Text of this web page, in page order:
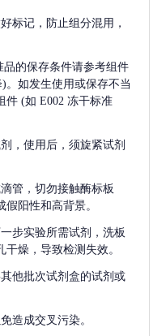
标记，防止组分混用，
的保存条件请参考组件
。如发生使用或保存不当
件 (如 E002 冻干标准
，使用后，须旋紧试剂
管，切勿接触酶标板
阳性和高背景。
步实验所需试剂，洗板
燥，导致检测失效。
他批次试剂盒的试剂或
造成交叉污染。